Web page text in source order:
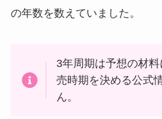
の年数を数えていました。
3年周期は予想の材
売時期を決める公式
ん。